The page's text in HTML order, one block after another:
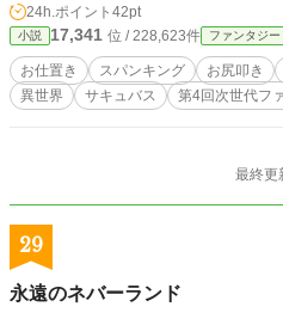
や小競り合いはあるも
が行き来し、混在し、
24h.ポイント 42pt
小説 17,341 位 / 228,623件 ファンタジー
お仕置き スパンキング お尻叩き
異世界
サキュバス 第4回次世代フ
最終更
29
永遠のネバーランド